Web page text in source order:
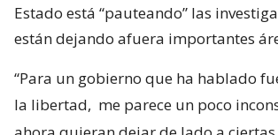
Estado está “pauteando” las
están dejando afuera importantes
“Para un gobierno que ha hablado
la libertad, me parece un poco